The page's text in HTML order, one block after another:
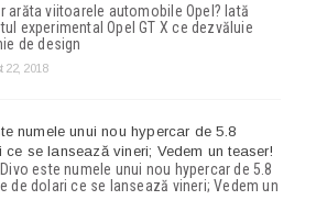
arăta viitoarele automobile Opel? Iată
experimental Opel GT X ce dezvăluie
de design
22, 2018
este numele unui nou hypercar de 5.8
de dolari ce se lansează vineri; Vedem un